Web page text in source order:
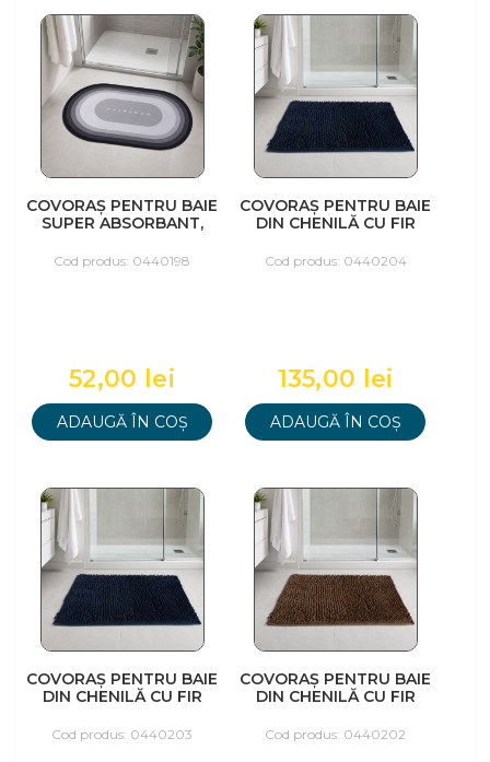
COVORAȘ PENTRU BAIE
SUPER ABSORBANT,
Cod produs: 0440198
52,00 lei
ADAUGĂ ÎN COȘ
COVORAȘ PENTRU BAIE
DIN CHENILĂ CU FIR
NEGRU
Cod produs: 0440204
135,00 lei
ADAUGĂ ÎN COȘ
COVORAȘ PENTRU BAIE
DIN CHENILĂ CU FIR
NEGRU
Cod produs: 0440203
COVORAȘ PENTRU BAIE
DIN CHENILĂ CU FIR
Cod produs: 0440202